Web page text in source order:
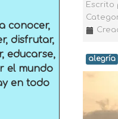
Escrito
alegría
conocer,
disfrutar,
educarse,
el mundo
en todo